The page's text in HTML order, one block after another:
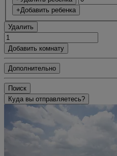
+Добавить ребенка
Удалить
Добавить комнату
Дополнительно
Поиск
Куда вы отправляетесь?